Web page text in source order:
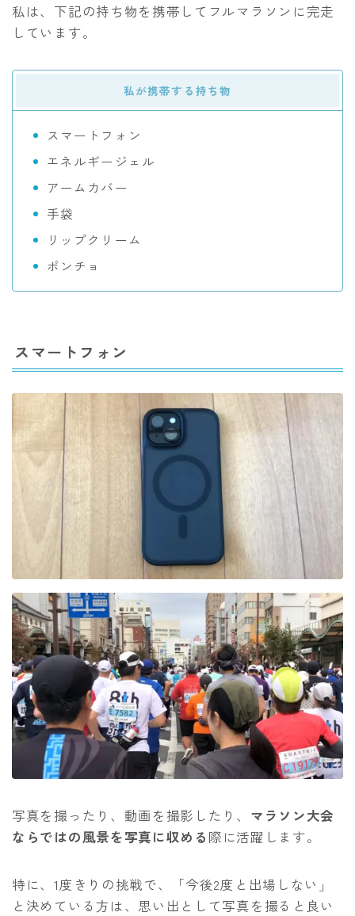
私は、下記の持ち物を携帯してフルマラソンに完走
しています。
私が携帯する持ち物
スマートフォン
エネルギージェル
アームカバー
手袋
リップクリーム
ポンチョ
スマートフォン
写真を撮ったり、動画を撮影したり、 マラソン大会
ならではの風景を写真に収める 際に活躍します。
特に、1度きりの挑戦で、「今後2度と出場しない」
と決めている方は、思い出として写真を撮ると良い